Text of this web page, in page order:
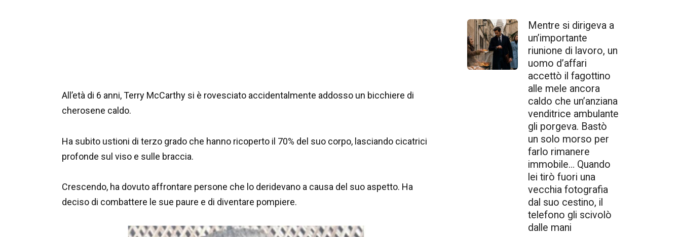
All’età di 6 anni, Terry McCarthy si è rovesciato accidentalmente addosso un bicchiere di
cherosene caldo.
Ha subito ustioni di terzo grado che hanno ricoperto il 70% del suo corpo, lasciando cicatrici
profonde sul viso e sulle braccia.
Crescendo, ha dovuto affrontare persone che lo deridevano a causa del suo aspetto. Ha
deciso di combattere le sue paure e di diventare pompiere.
Mentre si dirigeva a
un’importante
riunione di lavoro, un
uomo d’affari
accettò il fagottino
alle mele ancora
caldo che un’anziana
venditrice ambulante
gli porgeva. Bastò
un solo morso per
farlo rimanere
immobile… Quando
lei tirò fuori una
vecchia fotografia
dal suo cestino, il
telefono gli scivolò
dalle mani